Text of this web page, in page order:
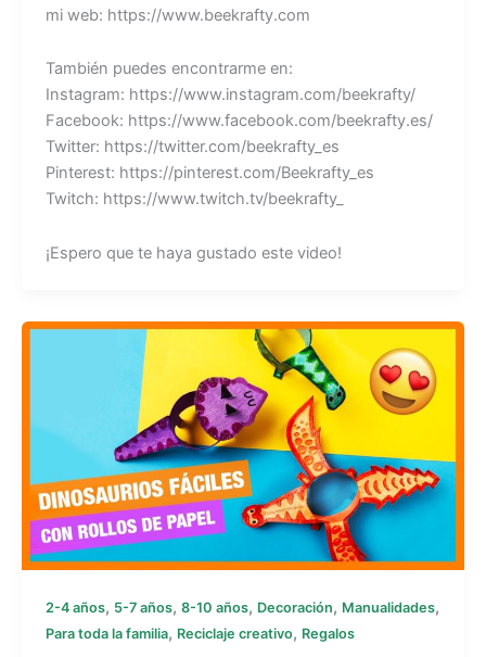
mi web: https://www.beekrafty.com
También puedes encontrarme en:
Instagram: https://www.instagram.com/beekrafty/
Facebook: https://www.facebook.com/beekrafty.es/
Twitter: https://twitter.com/beekrafty_es
Pinterest: https://pinterest.com/Beekrafty_es
Twitch: https://www.twitch.tv/beekrafty_
¡Espero que te haya gustado este video!
2-4 años, 5-7 años, 8-10 años, Decoración, Manualidades,
Para toda la familia, Reciclaje creativo, Regalos